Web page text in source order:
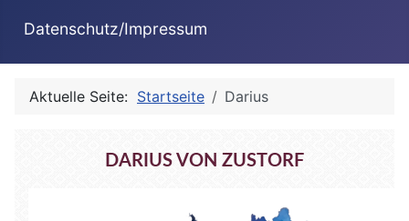
Datenschutz/Impressum
Aktuelle Seite: Startseite Darius
DARIUS VON ZUSTORF